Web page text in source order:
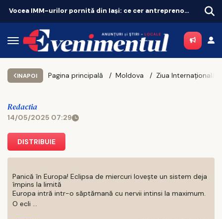
Sătenii din Popricani, așteptați la testări medicale gratuite
INAPOI Pagina principală Moldova
Redactia
14/05/2025 07:29
DISTRIBUIE
Panică în Europa! Eclipsa de miercuri lovește un sistem deja
împins la limită
Europa intră intr-o săptămană cu nervii intinsi la maximum.
O ecli ...